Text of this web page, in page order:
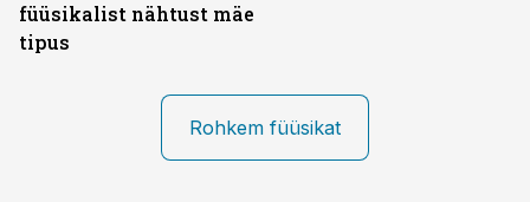
füüsikalist nähtust mäe
tipus
Rohkem füüsikat